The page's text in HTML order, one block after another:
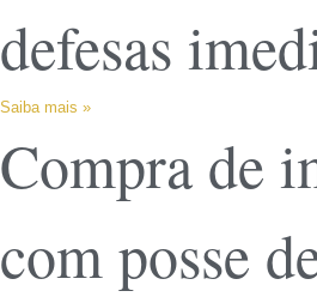
defesas
Saiba mais »
Compra de
com posse